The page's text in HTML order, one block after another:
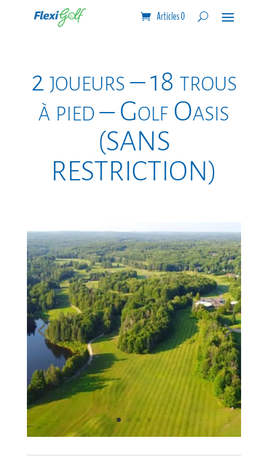
Articles 0
2 joueurs – 18 trous
à pied – Golf Oasis
(SANS
RESTRICTION)